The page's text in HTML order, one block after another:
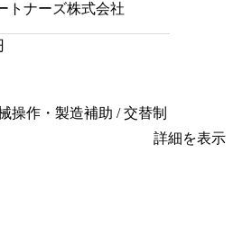
トナーズ株式会社
操作・製造補助 / 交替制
詳細を表示